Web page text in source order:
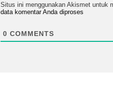
Situs ini menggunakan Akismet untuk
data komentar Anda diproses
0 COMMENTS